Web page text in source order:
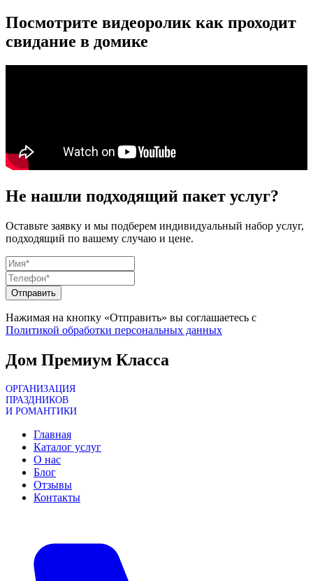
Посмотрите видеоролик как проходит
свидание в домике
Не нашли подходящий пакет услуг?
Оставьте заявку и мы подберем индивидуальный набор услуг,
подходящий по вашему случаю и цене.
Отправить
Нажимая на кнопку «Отправить» вы соглашаетесь с
Политикой обработки персональных данных
Дом Премиум Класса
ОРГАНИЗАЦИЯ
ПРАЗДНИКОВ
И РОМАНТИКИ
Главная
Каталог услуг
О нас
Блог
Отзывы
Контакты